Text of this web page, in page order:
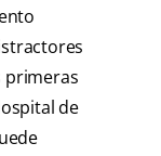
primeras
de